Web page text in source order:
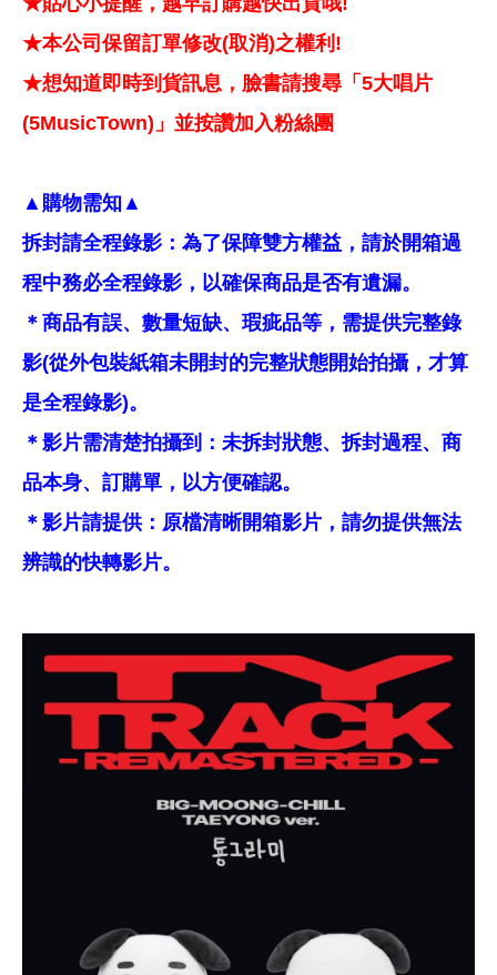
★本公司保留訂單修改(取消)之權利!
★想知道即時到貨訊息，臉書請搜尋「5大唱片
(5MusicTown)」並按讚加入粉絲團
▲購物需知▲
拆封請全程錄影：為了保障雙方權益，請於開箱過
程中務必全程錄影，以確保商品是否有遺漏。
＊商品有誤、數量短缺、瑕疵品等，需提供完整錄
影(從外包裝紙箱未開封的完整狀態開始拍攝，才算
是全程錄影)。
＊影片需清楚拍攝到：未拆封狀態、拆封過程、商
品本身、訂購單，以方便確認。
＊影片請提供：原檔清晰開箱影片，請勿提供無法
辨識的快轉影片。